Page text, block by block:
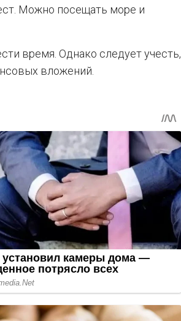
Можно посещать море и
время. Однако следует учесть,
вложений.